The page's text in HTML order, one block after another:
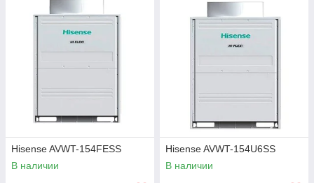
Hisense AVWT-154FESS
В наличии
Hisense AVWT-154U6SS
В наличии